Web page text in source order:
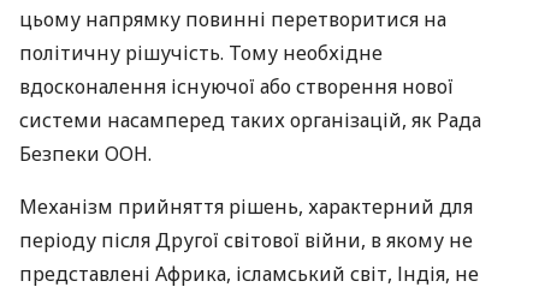
цьому напрямку повинні перетворитися на
політичну рішучість. Тому необхідне
вдосконалення існуючої або створення нової
системи насамперед таких організацій, як Рада
Безпеки ООН.
Механізм прийняття рішень, характерний для
періоду після Другої світової війни, в якому не
представлені Африка, ісламський світ, Індія, не